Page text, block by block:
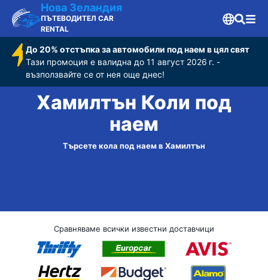
Нова Зеландия
ПЪТЕВОДИТЕЛ CAR
RENTAL
До 20% отстъпка за автомобили под наем в цял свят
Тази промоция е валидна до 11 август 2026 г. -
възползвайте се от нея още днес!
Хамилтън Коли под
наем
Търсете кола под наем в Хамилтън
Сравняваме всички известни доставчици